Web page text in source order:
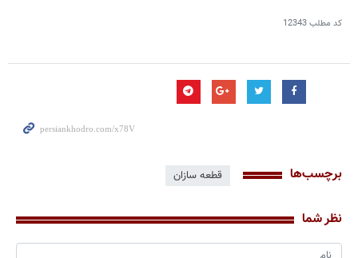
کد مطلب12343
برچسب‌ها قطعه سازان
نظر شما